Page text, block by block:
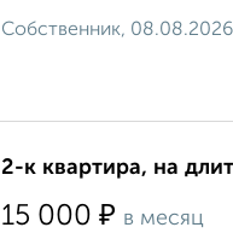
Собственник, 08.08.2026
2-к квартира, на
15 000 ₽ в месяц